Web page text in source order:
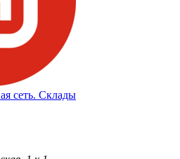
сеть. Склады